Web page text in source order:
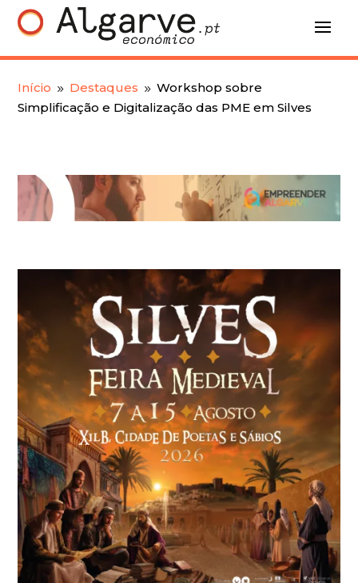
Início 9 Destaques 9 Workshop sobre
Simplificação e Digitalização das PME em Silves